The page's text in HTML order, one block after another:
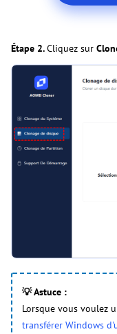
Étape 2.Cliquez sur
💡 Astuce :
Lorsque vous voulez
transférer Windows